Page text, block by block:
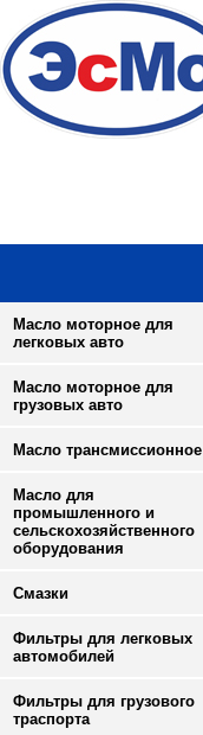
Масло моторное для
легковых авто
Масло моторное для
грузовых авто
Масло трансмиссионное
Масло для
промышленного и
сельскохозяйственного
оборудования
Смазки
Фильтры для легковых
автомобилей
Фильтры для грузового
траспорта